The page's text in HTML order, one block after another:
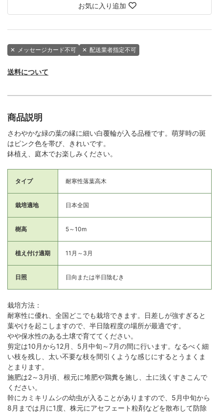
お気に入り追加
✕ メッセージカード不可 ✕ 配送業者指定不可
送料について
商品説明
さわやかな緑の葉の縁に細い白覆輪が入る品種です。萌芽時の斑
はピンク色を帯び、きれいです。
鉢植え、庭木でお楽しみください。
タイプ 耐寒性落葉高木
栽培適地 日本全国
樹高 5～10m
植え付け適期 11月～3月
日照 日向または半日陰むき
栽培方法：
耐寒性に優れ、全国どこでも栽培できます。日差しが強すぎると
葉やけを起こしますので、半日陰程度の場所が最適です。
やや保水性のある土壌で育ててください。
剪定は10月から12月、5月中旬～7月の間に行います。なるべく細
い枝を残し、太い不要な枝を間引くような感じにするとうまくま
とまります。
施肥は2～3月頃、根元に堆肥や鶏糞を施し、土に浅くすきこんで
ください。
幹にカミキリムシの幼虫が入ることがありますので、5月中旬から
8月までは月に1度、株元にアセフェート粒剤などを散布して防除